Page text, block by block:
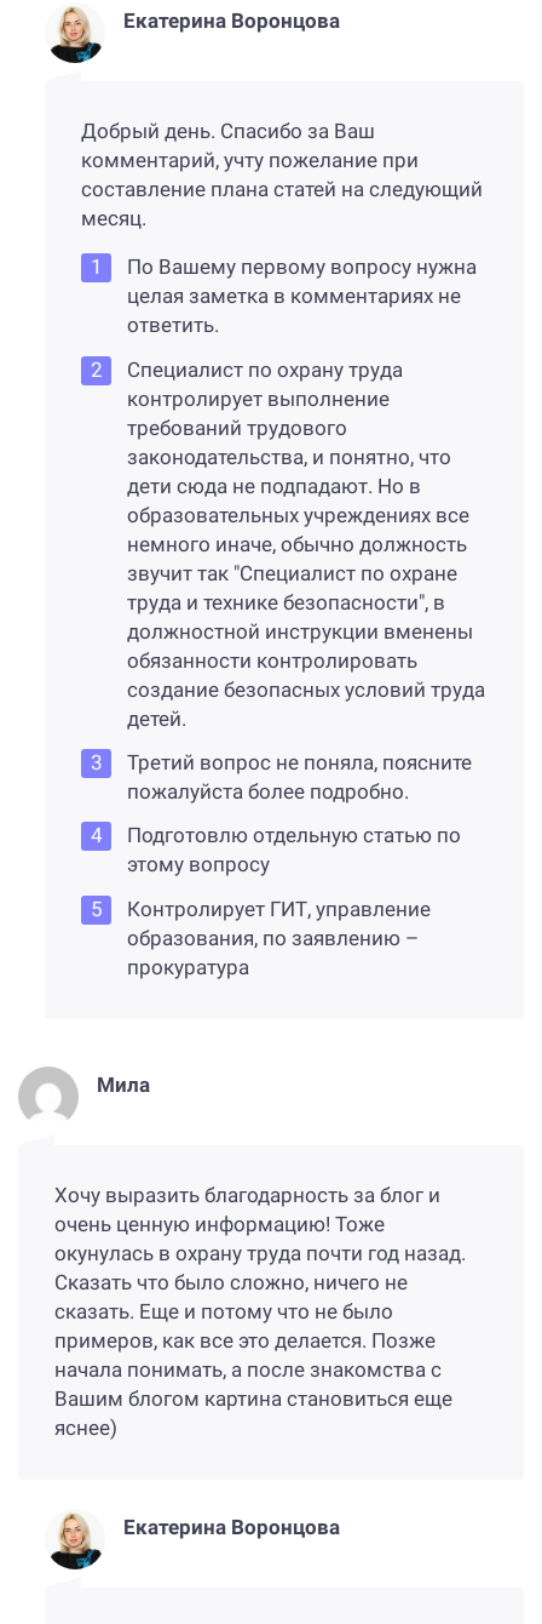
Екатерина Воронцова
Добрый день. Спасибо за Ваш
комментарий, учту пожелание при
составление плана статей на следующий
месяц.
По Вашему первому вопросу нужна
целая заметка в комментариях не
ответить.
Специалист по охрану труда
контролирует выполнение
требований трудового
законодательства, и понятно, что
дети сюда не подпадают. Но в
образовательных учреждениях все
немного иначе, обычно должность
звучит так "Специалист по охране
труда и технике безопасности", в
должностной инструкции вменены
обязанности контролировать
создание безопасных условий труда
детей.
Третий вопрос не поняла, поясните
пожалуйста более подробно.
Подготовлю отдельную статью по
этому вопросу
Контролирует ГИТ, управление
образования, по заявлению –
прокуратура
Мила
Хочу выразить благодарность за блог и
очень ценную информацию! Тоже
окунулась в охрану труда почти год назад.
Сказать что было сложно, ничего не
сказать. Еще и потому что не было
примеров, как все это делается. Позже
начала понимать, а после знакомства с
Вашим блогом картина становиться еще
яснее)
Екатерина Воронцова